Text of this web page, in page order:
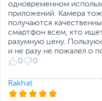
Беспроводные
интерфейсы
Стандарт Wi-Fi
Версия Bluetooth
Датчики навигации
Тип аккумулятора
одновременном
приложений. Камера
получаются
смартфон всем, кто
разумную цену.
и не разу не пожалел о
0
0
Rakhat